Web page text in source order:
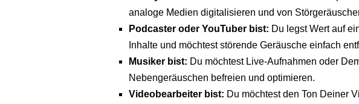
analoge Medien digitalisieren und von
Podcaster oder YouTuber bist: Du legst Wert auf
Inhalte und möchtest störende Geräusche einfach
Musiker bist: Du möchtest Live-Aufnahmen oder
Nebengeräuschen befreien und optimieren.
Videobearbeiter bist: Du möchtest den Ton Deiner